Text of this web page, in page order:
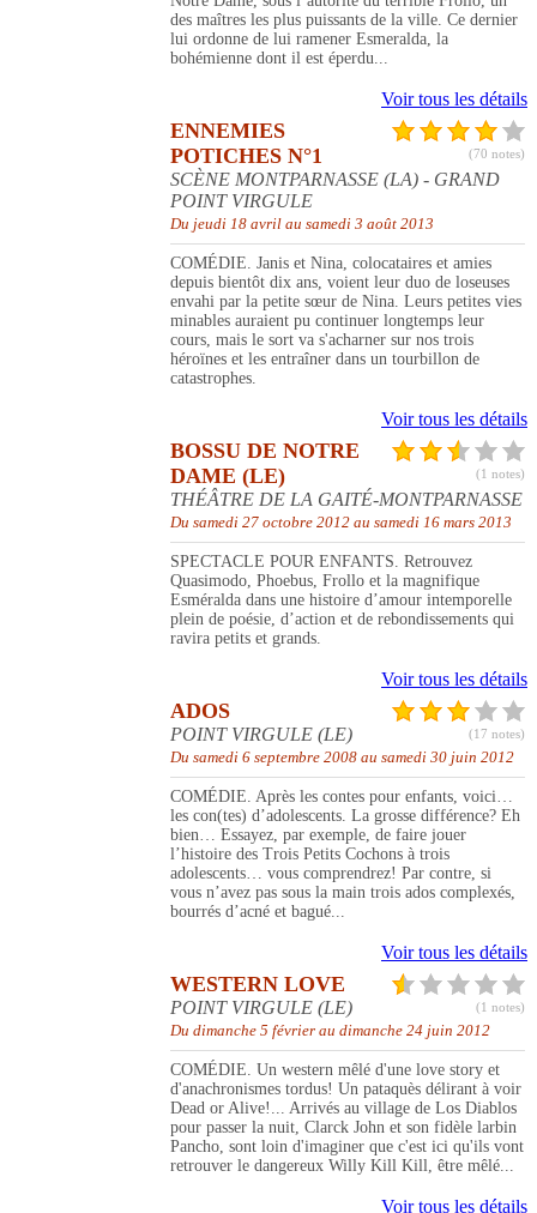
des maîtres les plus puissants de la ville. Ce dernier
lui ordonne de lui ramener Esmeralda, la
bohémienne dont il est éperdu...
Voir tous les détails
(70 notes)
ENNEMIES
POTICHES N°1
SCÈNE MONTPARNASSE (LA) - GRAND
POINT VIRGULE
Du jeudi 18 avril au samedi 3 août 2013
COMÉDIE. Janis et Nina, colocataires et amies
depuis bientôt dix ans, voient leur duo de loseuses
envahi par la petite sœur de Nina. Leurs petites vies
minables auraient pu continuer longtemps leur
cours, mais le sort va s'acharner sur nos trois
héroïnes et les entraîner dans un tourbillon de
catastrophes.
Voir tous les détails
(1 notes)
BOSSU DE NOTRE
DAME (LE)
THÉÂTRE DE LA GAITÉ-MONTPARNASSE
Du samedi 27 octobre 2012 au samedi 16 mars 2013
SPECTACLE POUR ENFANTS. Retrouvez
Quasimodo, Phoebus, Frollo et la magnifique
Esméralda dans une histoire d’amour intemporelle
plein de poésie, d’action et de rebondissements qui
ravira petits et grands.
Voir tous les détails
(17 notes)
ADOS
POINT VIRGULE (LE)
Du samedi 6 septembre 2008 au samedi 30 juin 2012
COMÉDIE. Après les contes pour enfants, voici…
les con(tes) d’adolescents. La grosse différence? Eh
bien… Essayez, par exemple, de faire jouer
l’histoire des Trois Petits Cochons à trois
adolescents… vous comprendrez! Par contre, si
vous n’avez pas sous la main trois ados complexés,
bourrés d’acné et bagué...
Voir tous les détails
(1 notes)
WESTERN LOVE
POINT VIRGULE (LE)
Du dimanche 5 février au dimanche 24 juin 2012
COMÉDIE. Un western mêlé d'une love story et
d'anachronismes tordus! Un pataquès délirant à voir
Dead or Alive!... Arrivés au village de Los Diablos
pour passer la nuit, Clarck John et son fidèle larbin
Pancho, sont loin d'imaginer que c'est ici qu'ils vont
retrouver le dangereux Willy Kill Kill, être mêlé...
Voir tous les détails